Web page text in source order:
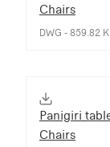
Chairs
DWG - 859.82
Panigiri
Chairs